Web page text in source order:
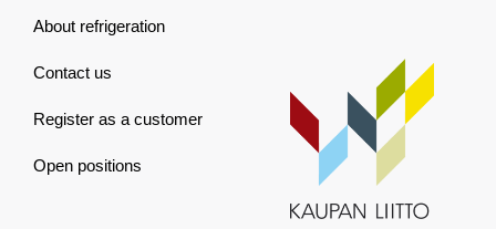
About refrigeration
Contact us
Register as a customer
Open positions